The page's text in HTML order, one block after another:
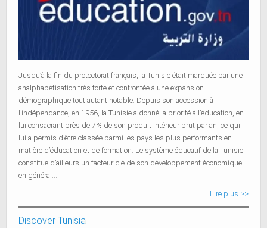
Jusqu’à la fin du protectorat français, la Tunisie était marquée par une
analphabétisation très forte et confrontée à une expansion
démographique tout autant notable. Depuis son accession à
l’indépendance, en 1956, la Tunisie a donné la priorité à l’éducation, en
lui consacrant près de 7% de son produit intérieur brut par an, ce qui
lui a permis d’être classée parmi les pays les plus performants en
matière d’éducation et de formation. Le système éducatif de la Tunisie
constitue d’ailleurs un facteur-clé de son développement économique
en général…
Lire plus >>
Discover Tunisia